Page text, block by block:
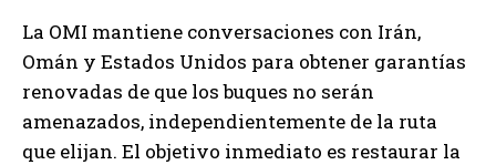
La OMI mantiene conversaciones con Irán,
Omán y Estados Unidos para obtener garantías
renovadas de que los buques no serán
amenazados, independientemente de la ruta
que elijan. El objetivo inmediato es restaurar la